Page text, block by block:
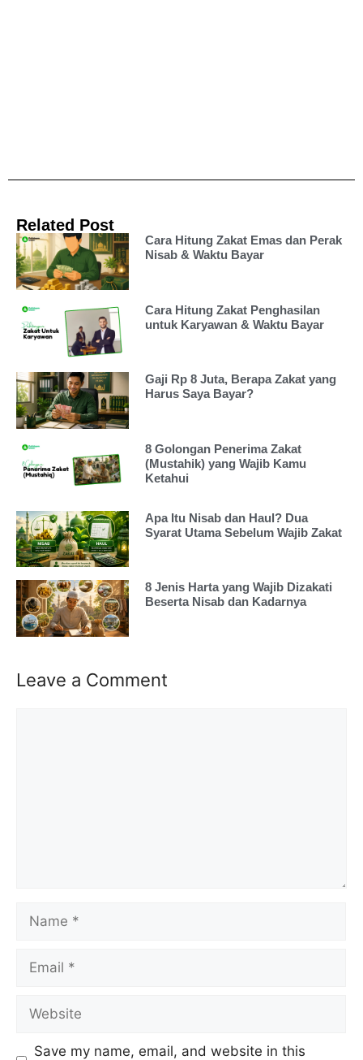
Related Post
Cara Hitung Zakat Emas dan Perak
Nisab & Waktu Bayar
Cara Hitung Zakat Penghasilan
untuk Karyawan & Waktu Bayar
Gaji Rp 8 Juta, Berapa Zakat yang
Harus Saya Bayar?
8 Golongan Penerima Zakat
(Mustahik) yang Wajib Kamu
Ketahui
Apa Itu Nisab dan Haul? Dua
Syarat Utama Sebelum Wajib Zakat
8 Jenis Harta yang Wajib Dizakati
Beserta Nisab dan Kadarnya
Leave a Comment
Save my name, email, and website in this